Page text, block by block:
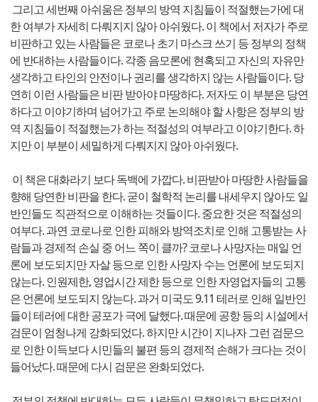
그리고 세번째 아쉬움은 정부의 방역 지침들이 적절했는가에 대
한 여부가 자세히 다뤄지지 않아 아쉬웠다. 이 책에서 저자가 주로
비판하고 있는 사람들은 코로나 초기 마스크 쓰기 등 정부의 정책
에 반대하는 사람들이다. 각종 음모론에 현혹되고 자신의 자유만
생각하고 타인의 안전이나 권리를 생각하지 않는 사람들이다. 당
연히 이런 사람들은 비판 받아야 마땅하다. 저자도 이 부분은 당연
하다고 이야기하며 넘어가고 주로 논의해야 할 사항은 정부의 방
역 지침들이 적절했는가 하는 적절성의 여부라고 이야기한다. 하
지만 이 부분이 세밀하게 다뤄지지 않아 아쉬웠다.
이 책은 대화라기 보다 독백에 가깝다. 비판받아 마땅한 사람들을
향해 당연한 비판을 한다. 굳이 철학적 논리를 내세우지 않아도 일
반인들도 직관적으로 이해하는 것들이다. 중요한 것은 적절성의
여부다. 과연 코로나로 인한 피해와 방역조치로 인해 고통받는 사
람들과 경제적 손실 중 어느 쪽이 클까? 코로나 사망자는 매일 언
론에 보도되지만 자살 등으로 인한 사망자 수는 언론에 보도되지
않는다. 인원제한, 영업시간 제한 등으로 인한 자영업자들의 고통
은 언론에 보도되지 않는다. 과거 미국도 9.11 테러로 인해 일반인
들이 테러에 대한 공포가 극에 달했다. 때문에 공항 등의 시설에서
검문이 엄청나게 강화되었다. 하지만 시간이 지나자 그런 검문으
로 인한 이득보다 시민들의 불편 등의 경제적 손해가 크다는 것이
들어났다. 때문에 다시 검문은 완화되었다.